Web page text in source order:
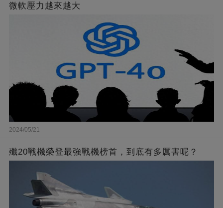
微軟壓力越來越大
2024/05/21
殲20戰機榮登最強戰機榜首，到底有多厲害呢？